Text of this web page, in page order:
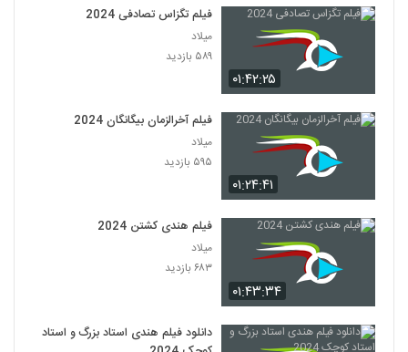
۰۱:۴۲:۲۵
فیلم تگزاس تصادفی 2024
میلاد
۵۸۹ بازدید
۰۱:۲۴:۴۱
فیلم آخرالزمان بیگانگان 2024
میلاد
۵۹۵ بازدید
۰۱:۴۳:۳۴
فیلم هندی کشتن 2024
میلاد
۶۸۳ بازدید
دانلود فیلم هندی استاد بزرگ و استاد